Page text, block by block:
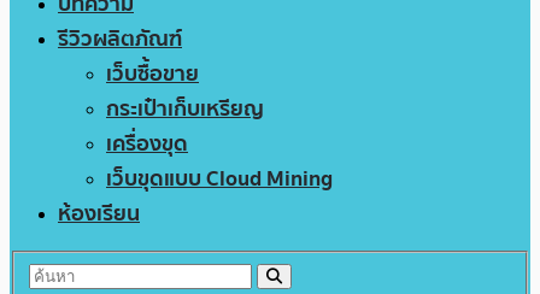
รีวิวผลิตภัณฑ์
เว็บซื้อขาย
กระเป๋าเก็บเหรียญ
เครื่องขุด
เว็บขุดแบบ Cloud Mining
ห้องเรียน